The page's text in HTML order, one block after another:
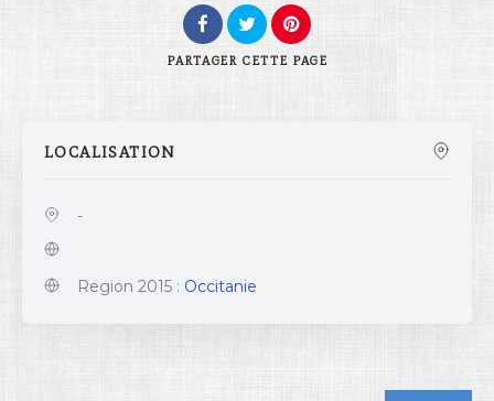
PARTAGER CETTE PAGE
LOCALISATION
-
Region 2015 : Occitanie